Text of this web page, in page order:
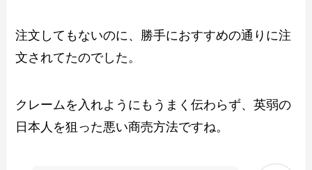
注文してもないのに、勝手におすすめの通りに注
文されてたのでした。
クレームを入れようにもうまく伝わらず、英弱の
日本人を狙った悪い商売方法ですね。